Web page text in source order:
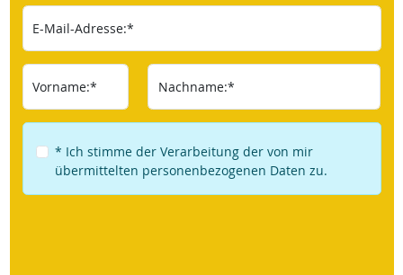
E-Mail-Adresse:*
Vorname:* Nachname:*
* Ich stimme der Verarbeitung der von mir
übermittelten personenbezogenen Daten zu.